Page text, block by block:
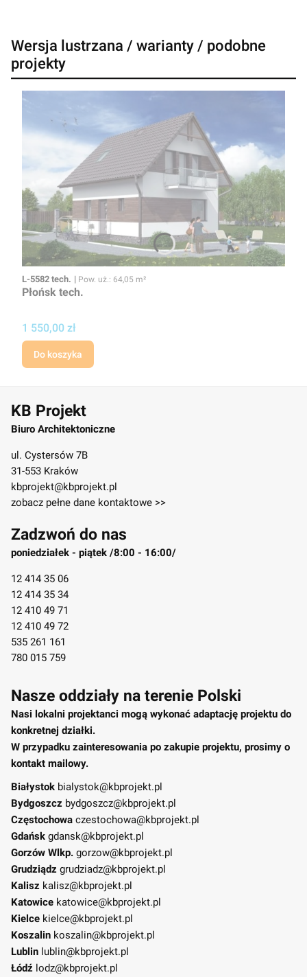
Wersja lustrzana / warianty / podobne
projekty
Kod
L-5582 tech. Powierzchnia użytkowa
Pow. uż.: 64,05 m²
Płońsk tech.
Cena projektu
1 550,00 zł
Do koszyka
KB Projekt
Biuro Architektoniczne
ul. Cystersów 7B
31-553 Kraków
kbprojekt@kbprojekt.pl
zobacz pełne dane kontaktowe >>
Zadzwoń do nas
poniedziałek - piątek /8:00 - 16:00/
12 414 35 06
12 414 35 34
12 410 49 71
12 410 49 72
535 261 161
780 015 759
Nasze oddziały na terenie Polski
Nasi lokalni projektanci mogą wykonać adaptację projektu do
konkretnej działki.
W przypadku zainteresowania po zakupie projektu, prosimy o
kontakt mailowy.
Białystok bialystok@kbprojekt.pl
Bydgoszcz bydgoszcz@kbprojekt.pl
Częstochowa czestochowa@kbprojekt.pl
Gdańsk gdansk@kbprojekt.pl
Gorzów Wlkp. gorzow@kbprojekt.pl
Grudziądz grudziadz@kbprojekt.pl
Kalisz kalisz@kbprojekt.pl
Katowice katowice@kbprojekt.pl
Kielce kielce@kbprojekt.pl
Koszalin koszalin@kbprojekt.pl
Lublin lublin@kbprojekt.pl
Łódź lodz@kbprojekt.pl